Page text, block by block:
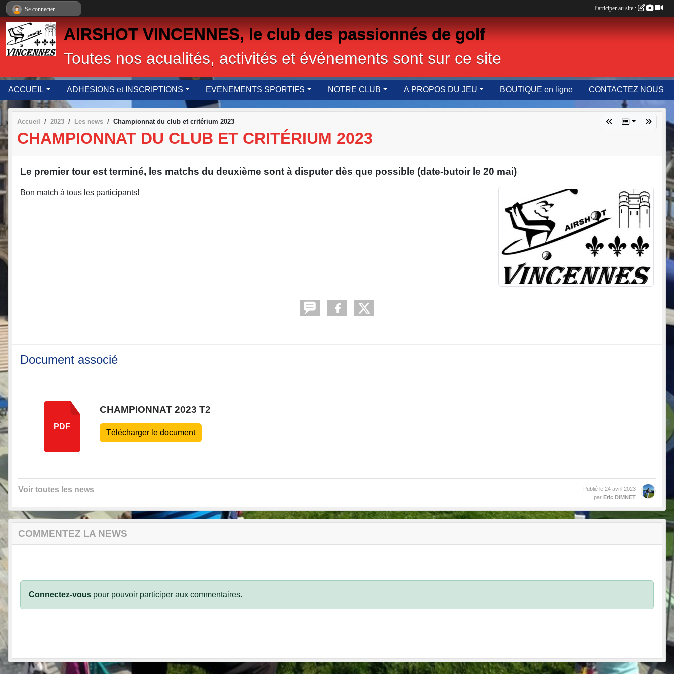
AIRSHOT VINCENNES, le club des passionnés de golf
Toutes nos acualités, activités et événements sont sur ce site
ACCUEIL ADHESIONS et INSCRIPTIONS EVENEMENTS SPORTIFS NOTRE CLUB A PROPOS DU JEU BOUTIQUE en ligne CONTACTEZ NOUS
Accueil 2023 Les news Championnat du club et critérium 2023
CHAMPIONNAT DU CLUB ET CRITÉRIUM 2023
Le premier tour est terminé, les matchs du deuxième sont à disputer dès que possible (date-butoir le 20 mai)
Bon match à tous les participants!
Document associé
PDF
CHAMPIONNAT 2023 T2
Télécharger le document
Voir toutes les news Publié le 24 avril 2023
par Eric DIMNET
COMMENTEZ LA NEWS
Connectez-vous pour pouvoir participer aux commentaires.
Se connecter Participer au site :
Panneau de gestion des cookies